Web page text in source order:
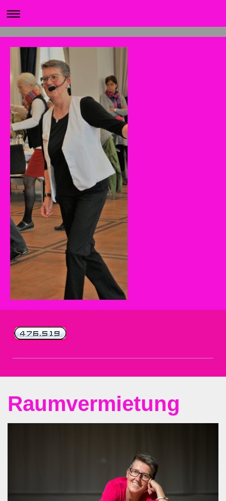
Raumvermietung